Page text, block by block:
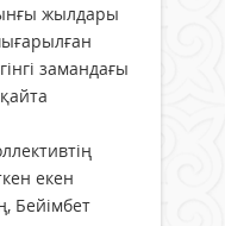
жылдары
замандағы
екен
Бейімбет